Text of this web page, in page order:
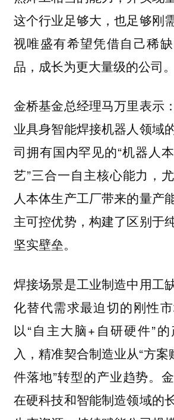
这个行业足够大，也足够刚
视唯盛有希望凭借自己稀
品，成长为更大量级的公司。
金桥基金总经理马万里表示
业具身智能焊接机器人领域
司拥有国内罕见的“机器人
艺”三合一自主核心能力，
人本体生产工厂带来的量产
主可控优势，构建了区别于
坚实壁垒。
焊接场景是工业制造中用工
化替代需求最迫切的刚性
以“自主大脑+自研硬件”
入，精准契合制造业从“方案
件落地”转型的产业趋势。
在硬科技和智能制造领域的